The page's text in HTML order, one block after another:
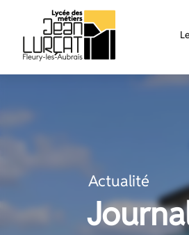
contenu
Actualité
Panneau de gestion des cookies